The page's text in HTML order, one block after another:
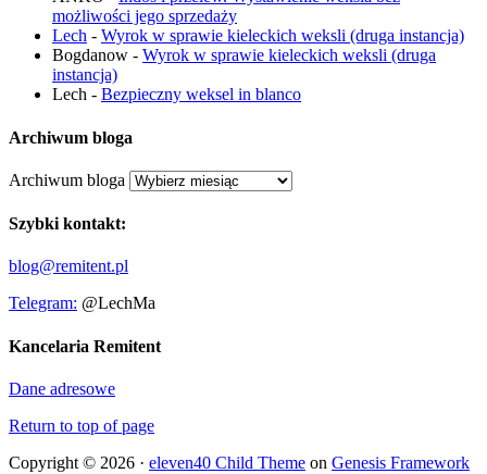
możliwości jego sprzedaży
Lech - Wyrok w sprawie kieleckich weksli (druga instancja)
Bogdanow - Wyrok w sprawie kieleckich weksli (druga
instancja)
Lech - Bezpieczny weksel in blanco
Archiwum bloga
Archiwum bloga
Szybki kontakt:
blog@remitent.pl
Telegram: @LechMa
Kancelaria Remitent
Dane adresowe
Return to top of page
Copyright © 2026 · eleven40 Child Theme on Genesis Framework